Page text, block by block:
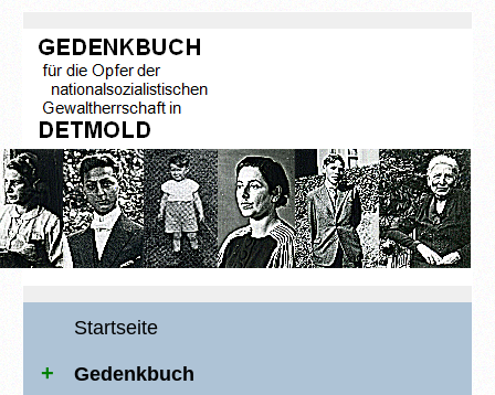
Startseite
Gedenkbuch